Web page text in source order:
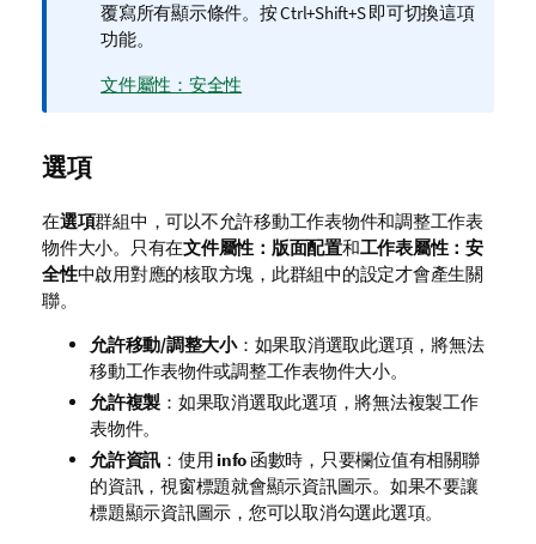
備
註
覆寫所有顯示條件。按 Ctrl+Shift+S 即可切換這項
功能。
文件屬性：安全性
選項
在選項群組中，可以不允許移動工作表物件和調整工作表
物件大小。只有在文件屬性：版面配置和工作表屬性：安
全性中啟用對應的核取方塊，此群組中的設定才會產生關
聯。
允許移動/調整大小：如果取消選取此選項，將無法
移動工作表物件或調整工作表物件大小。
允許複製 ：如果取消選取此選項，將無法複製工作
表物件。
允許資訊 ：使用info 函數時，只要欄位值有相關聯
的資訊，視窗標題就會顯示資訊圖示。如果不要讓
標題顯示資訊圖示，您可以取消勾選此選項。